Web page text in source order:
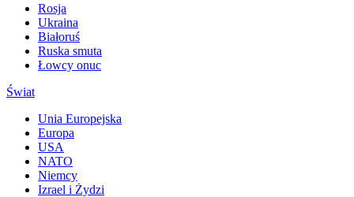
Rosja
Ukraina
Białoruś
Ruska smuta
Łowcy onuc
Świat
Unia Europejska
Europa
USA
NATO
Niemcy
Izrael i Żydzi